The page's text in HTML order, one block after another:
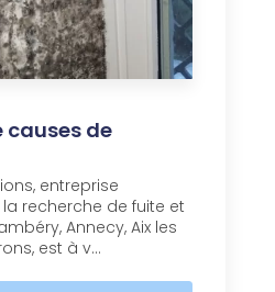
causes de
entreprise
recherche de fuite et
Annecy, Aix les
est à v...